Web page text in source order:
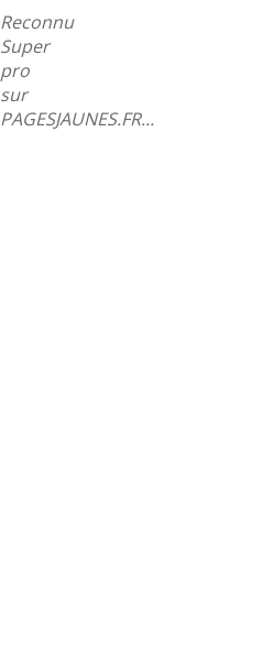
Reconnu
Super
pro
sur
PAGESJAUNES.FR...